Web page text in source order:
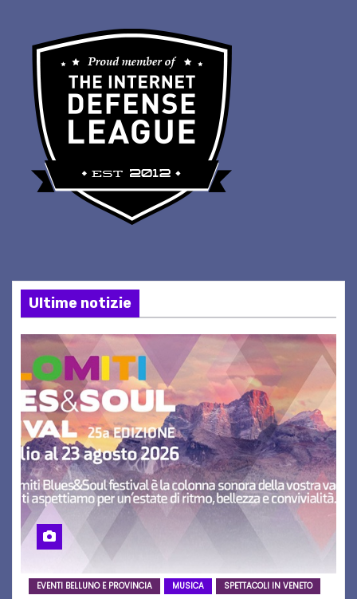
Ultime notizie
EVENTI BELLUNO E PROVINCIA MUSICA SPETTACOLI IN VENETO